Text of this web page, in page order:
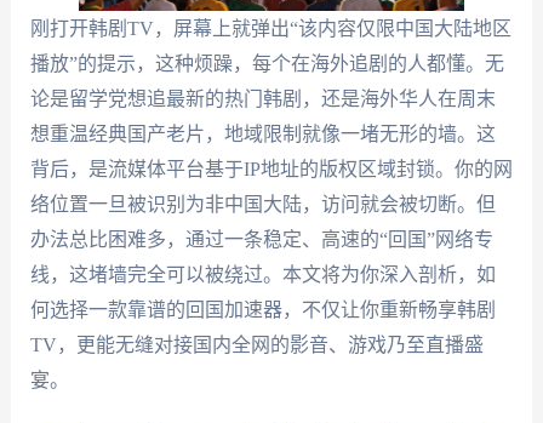
刚打开韩剧TV，屏幕上就弹出“该内容仅限中国大陆地区
播放”的提示，这种烦躁，每个在海外追剧的人都懂。无
论是留学党想追最新的热门韩剧，还是海外华人在周末
想重温经典国产老片，地域限制就像一堵无形的墙。这
背后，是流媒体平台基于IP地址的版权区域封锁。你的网
络位置一旦被识别为非中国大陆，访问就会被切断。但
办法总比困难多，通过一条稳定、高速的“回国”网络专
线，这堵墙完全可以被绕过。本文将为你深入剖析，如
何选择一款靠谱的回国加速器，不仅让你重新畅享韩剧
TV，更能无缝对接国内全网的影音、游戏乃至直播盛
宴。